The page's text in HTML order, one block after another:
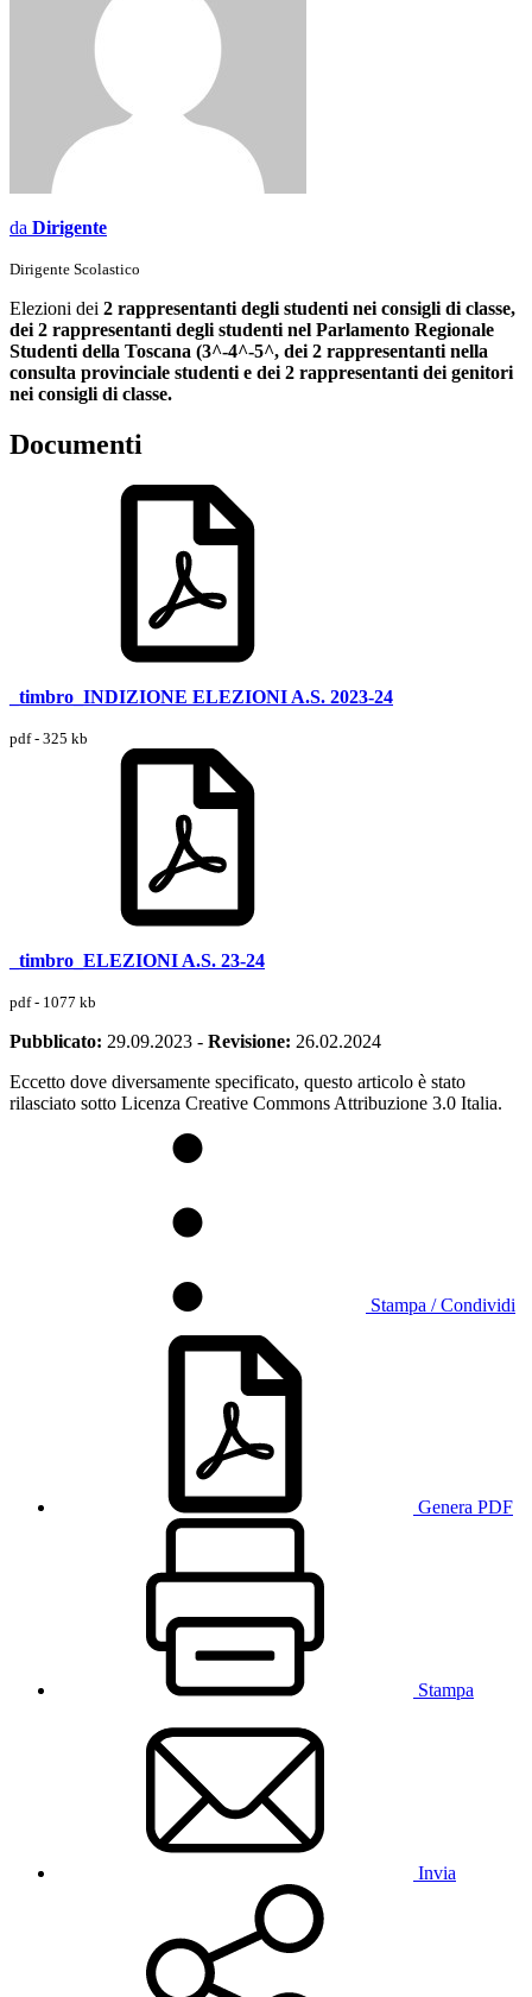
da Dirigente
Dirigente Scolastico
Elezioni dei 2 rappresentanti degli studenti nei consigli di classe,
dei 2 rappresentanti degli studenti nel Parlamento Regionale
Studenti della Toscana (3^-4^-5^, dei 2 rappresentanti nella
consulta provinciale studenti e dei 2 rappresentanti dei genitori
nei consigli di classe.
Documenti
_timbro_INDIZIONE ELEZIONI A.S. 2023-24
pdf - 325 kb
_timbro_ELEZIONI A.S. 23-24
pdf - 1077 kb
Pubblicato: 29.09.2023 - Revisione: 26.02.2024
Eccetto dove diversamente specificato, questo articolo è stato
rilasciato sotto Licenza Creative Commons Attribuzione 3.0 Italia.
Stampa / Condividi
Genera PDF
Stampa
Invia